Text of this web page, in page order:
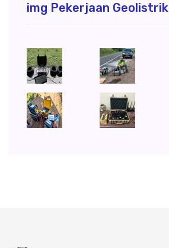
img Pekerjaan Geolistrik